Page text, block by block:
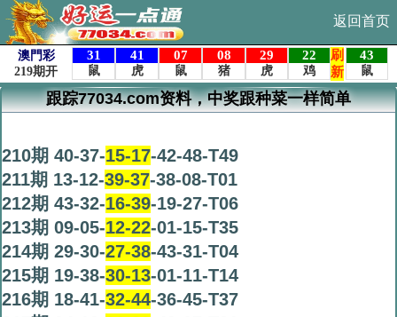
返回首页
跟踪77034.com资料，中奖跟种菜一样简单
210期 40-37-15-17-42-48-T49
211期 13-12-39-37-38-08-T01
212期 43-32-16-39-19-27-T06
213期 09-05-12-22-01-15-T35
214期 29-30-27-38-43-31-T04
215期 19-38-30-13-01-11-T14
216期 18-41-32-44-36-45-T37